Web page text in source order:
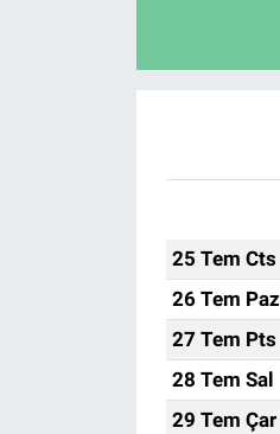
25 Tem Cts
26 Tem Paz
27 Tem Pts
28 Tem Sal
29 Tem Çar